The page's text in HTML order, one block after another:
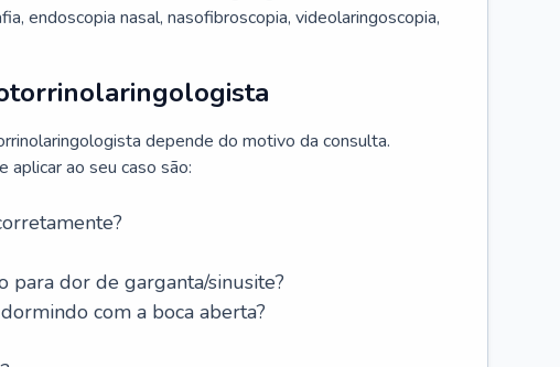
endoscopia nasal, nasofibroscopia, videolaringoscopia,
depende do motivo da consulta.
ao seu caso são:
para dor de garganta/sinusite?
com a boca aberta?